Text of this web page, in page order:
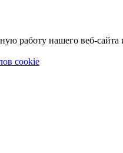
работу нашего веб-сайта
cookie